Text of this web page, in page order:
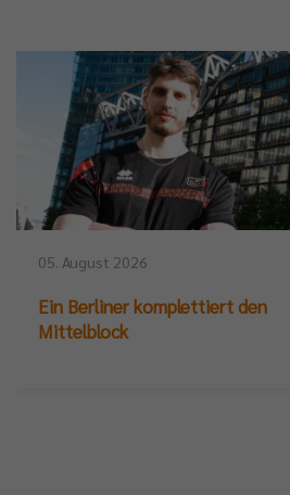
05. August 2026
Ein Berliner komplettiert den
Mittelblock